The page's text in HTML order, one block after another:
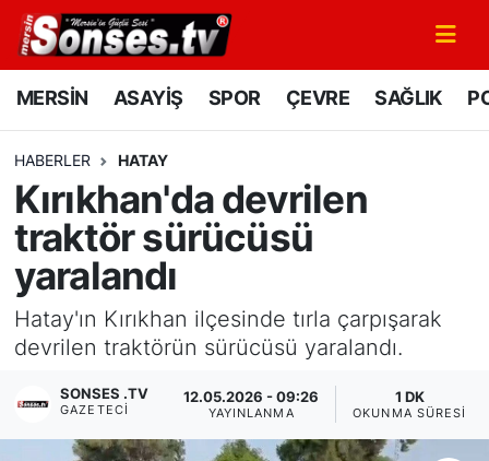
MERSİN ASAYİŞ SPOR ÇEVRE SAĞLIK
HABERLER HATAY
Kırıkhan'da devrilen
traktör sürücüsü
yaralandı
Hatay'ın Kırıkhan ilçesinde tırla çarpışarak
devrilen traktörün sürücüsü yaralandı.
SONSES .TV
GAZETECI
12.05.2026 - 09:26
YAYINLANMA
1 DK
OKUNMA SÜRESI
MERSİN
SPOR
GÜNÜN MANŞETİ
DÜNYA
KÜLTÜR - SANAT
MAGAZİN
Mersin Nöbetçi Eczaneler
Mersin Namaz Vakitleri
Mersin Trafik Yoğunluk Haritası
Süper Lig Puan Durumu ve Fikstür
Tüm Manşetler
Son Dakika Haberleri